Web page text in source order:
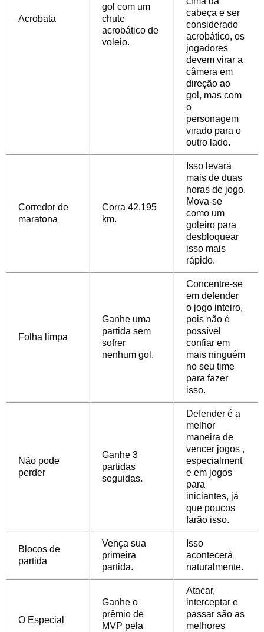
Acrobata
gol com um
chute
acrobático de
voleio.
cabeça e ser
considerado
acrobático, os
jogadores
devem virar a
câmera em
direção ao
gol, mas com
o
personagem
virado para o
outro lado.
Corredor de
maratona
Corra 42.195
km.
Isso levará
mais de duas
horas de jogo.
Mova-se
como um
goleiro para
desbloquear
isso mais
rápido.
Folha limpa
Ganhe uma
partida sem
sofrer
nenhum gol.
Concentre-se
em defender
o jogo inteiro,
pois não é
possível
confiar em
mais ninguém
no seu time
para fazer
isso.
Não pode
perder
Ganhe 3
partidas
seguidas.
Defender é a
melhor
maneira de
vencer jogos ,
especialment
e em jogos
para
iniciantes, já
que poucos
farão isso.
Blocos de
partida
Vença sua
primeira
partida.
Isso
acontecerá
naturalmente.
O Especial
Ganhe o
prêmio de
MVP pela
Atacar,
interceptar e
passar são as
melhores